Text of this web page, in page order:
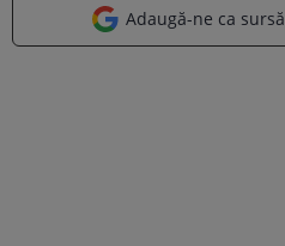
Adaugă-ne ca